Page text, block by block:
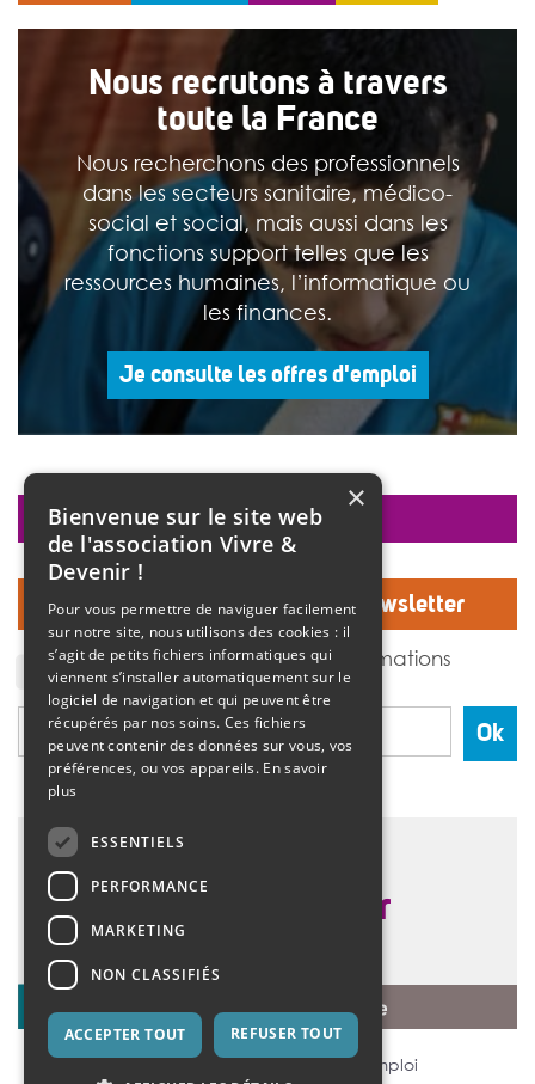
Nous recrutons à travers
toute la France
Nous recherchons des professionnels
dans les secteurs sanitaire, médico-
social et social, mais aussi dans les
fonctions support telles que les
ressources humaines, l’informatique ou
les finances.
Je consulte les offres d'emploi
Inscrivez-vous à notre Newsletter
J'accepte de recevoir des informations
de l'association Vivre et devenir.
Ok
faire un don
Mentions légales Offres d’emploi
×
Bienvenue sur le site web
de l'association Vivre &
Devenir !
Pour vous permettre de naviguer facilement
sur notre site, nous utilisons des cookies : il
s’agit de petits fichiers informatiques qui
viennent s’installer automatiquement sur le
logiciel de navigation et qui peuvent être
récupérés par nos soins. Ces fichiers
peuvent contenir des données sur vous, vos
préférences, ou vos appareils. En savoir
plus
ESSENTIELS
PERFORMANCE
MARKETING
NON CLASSIFIÉS
ACCEPTER TOUT REFUSER TOUT